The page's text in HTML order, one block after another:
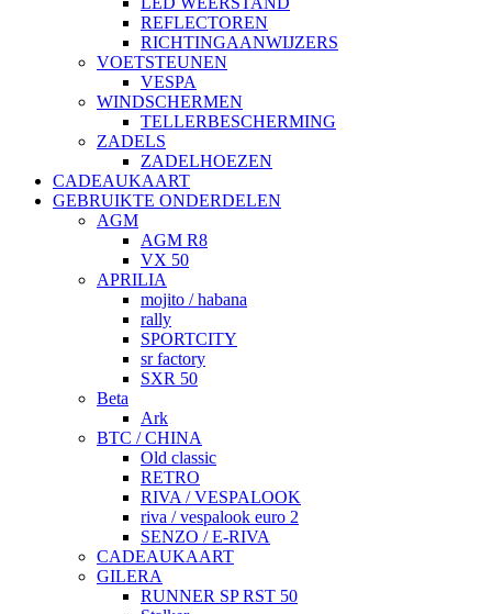
REFLECTOREN
RICHTINGAANWIJZERS
VOETSTEUNEN
VESPA
WINDSCHERMEN
TELLERBESCHERMING
ZADELS
ZADELHOEZEN
CADEAUKAART
GEBRUIKTE ONDERDELEN
AGM
AGM R8
VX 50
APRILIA
mojito / habana
rally
SPORTCITY
sr factory
SXR 50
Beta
Ark
BTC / CHINA
Old classic
RETRO
RIVA / VESPALOOK
riva / vespalook euro 2
SENZO / E-RIVA
CADEAUKAART
GILERA
RUNNER SP RST 50